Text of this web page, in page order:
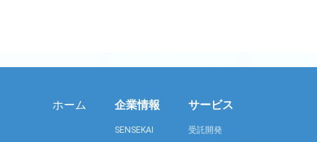
ホーム 企業情報
SENSEKAI
サービス
受託開発